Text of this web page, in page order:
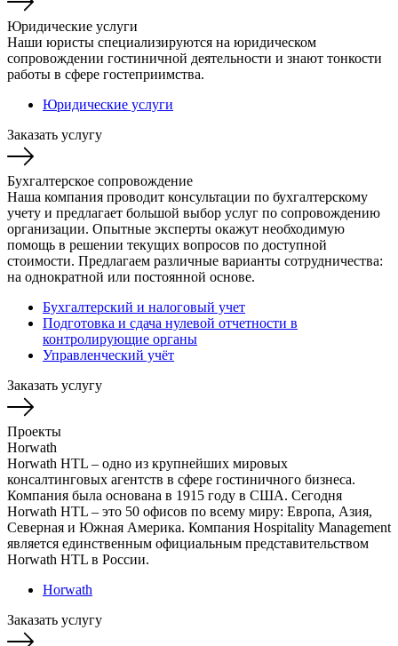
Юридические услуги
Наши юристы специализируются на юридическом
сопровождении гостиничной деятельности и знают тонкости
работы в сфере гостеприимства.
Юридические услуги
Заказать услугу
Бухгалтерское сопровождение
Наша компания проводит консультации по бухгалтерскому
учету и предлагает большой выбор услуг по сопровождению
организации. Опытные эксперты окажут необходимую
помощь в решении текущих вопросов по доступной
стоимости. Предлагаем различные варианты сотрудничества:
на однократной или постоянной основе.
Бухгалтерский и налоговый учет
Подготовка и сдача нулевой отчетности в
контролирующие органы
Управленческий учёт
Заказать услугу
Проекты
Horwath
Horwath HTL – одно из крупнейших мировых
консалтинговых агентств в сфере гостиничного бизнеса.
Компания была основана в 1915 году в США. Сегодня
Horwath HTL – это 50 офисов по всему миру: Европа, Азия,
Северная и Южная Америка. Компания Hospitality Management
является единственным официальным представительством
Horwath HTL в России.
Horwath
Заказать услугу